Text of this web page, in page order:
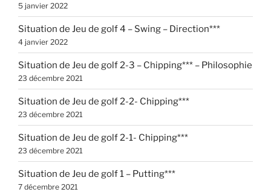
5 janvier 2022
Situation de Jeu de golf 4 – Swing – Direction***
4 janvier 2022
Situation de Jeu de golf 2-3 – Chipping*** – Philosophie
23 décembre 2021
Situation de Jeu de golf 2-2- Chipping***
23 décembre 2021
Situation de Jeu de golf 2-1- Chipping***
23 décembre 2021
Situation de Jeu de golf 1 – Putting***
7 décembre 2021